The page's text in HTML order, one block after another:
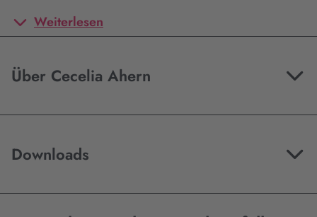
Weiterlesen
Über Cecelia Ahern
Downloads